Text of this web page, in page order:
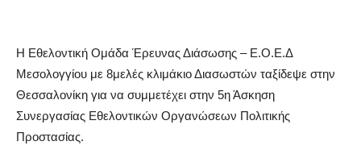
Η Εθελοντική Ομάδα Έρευνας Διάσωσης – Ε.Ο.Ε.Δ
Μεσολογγίου με 8μελές κλιμάκιο Διασωστών ταξίδεψε στην
Θεσσαλονίκη για να συμμετέχει στην 5η Άσκηση
Συνεργασίας Εθελοντικών Οργανώσεων Πολιτικής
Προστασίας.